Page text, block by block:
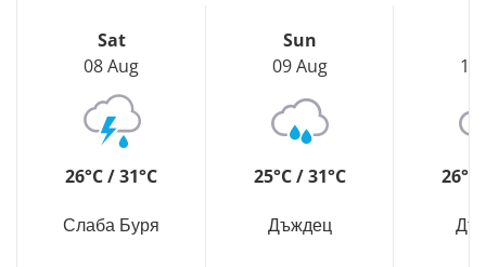
Sat
08 Aug
26°C / 31°C
Слаба Буря
Sun
09 Aug
25°C / 31°C
Дъждец
10
26°C